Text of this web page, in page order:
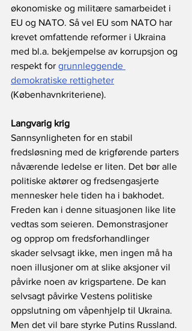
økonomiske og militære samarbeidet i
EU og NATO. Så vel EU som NATO har
krevet omfattende reformer i Ukraina
med bl.a. bekjempelse av korrupsjon og
respekt for grunnleggende
demokratiske rettigheter
(Københavnkriteriene).
Langvarig krig
Sannsynligheten for en stabil
fredsløsning med de krigførende parters
nåværende ledelse er liten. Det bør alle
politiske aktører og fredsengasjerte
mennesker hele tiden ha i bakhodet.
Freden kan i denne situasjonen like lite
vedtas som seieren. Demonstrasjoner
og opprop om fredsforhandlinger
skader selvsagt ikke, men ingen må ha
noen illusjoner om at slike aksjoner vil
påvirke noen av krigspartene. De kan
selvsagt påvirke Vestens politiske
oppslutning om våpenhjelp til Ukraina.
Men det vil bare styrke Putins Russland.